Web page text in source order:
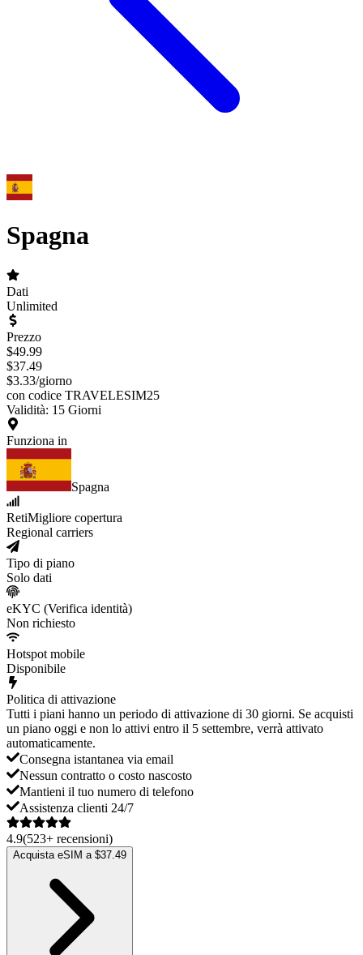
Spagna
Dati
Unlimited
Prezzo
$49.99
$37.49
$3.33/giorno
con codice TRAVELESIM25
Validità: 15 Giorni
Funziona in
Spagna
RetiMigliore copertura
Regional carriers
Tipo di piano
Solo dati
eKYC (Verifica identità)
Non richiesto
Hotspot mobile
Disponibile
Politica di attivazione
Tutti i piani hanno un periodo di attivazione di 30 giorni. Se acquisti
un piano oggi e non lo attivi entro il 5 settembre, verrà attivato
automaticamente.
Consegna istantanea via email
Nessun contratto o costo nascosto
Mantieni il tuo numero di telefono
Assistenza clienti 24/7
4.9(523+ recensioni)
Acquista eSIM a $37.49